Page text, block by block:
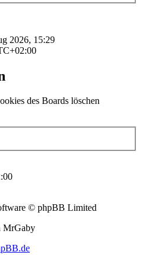
2026, 15:29
des Boards löschen
© phpBB Limited
MrGaby